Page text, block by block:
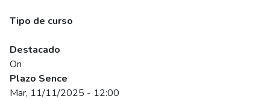
Tipo de curso
Destacado
On
Plazo Sence
Mar, 11/11/2025 - 12:00